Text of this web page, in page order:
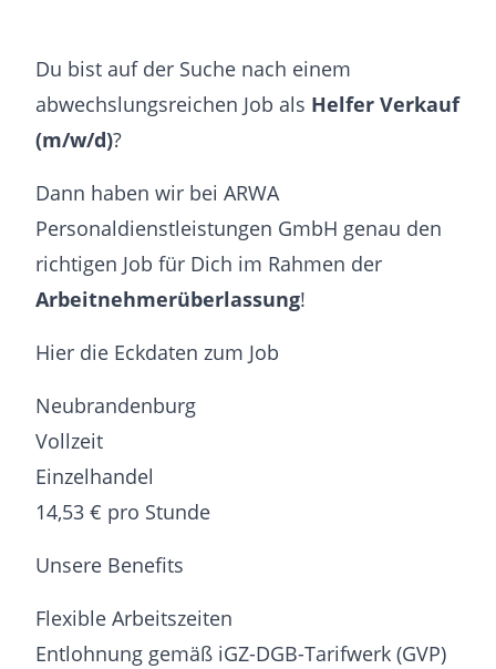
Du bist auf der Suche nach einem
abwechslungsreichen Job als Helfer Verkauf
(m/w/d)?
Dann haben wir bei ARWA
Personaldienstleistungen GmbH genau den
richtigen Job für Dich im Rahmen der
Arbeitnehmerüberlassung!
Hier die Eckdaten zum Job
Neubrandenburg
Vollzeit
Einzelhandel
14,53 € pro Stunde
Unsere Benefits
Flexible Arbeitszeiten
Entlohnung gemäß iGZ-DGB-Tarifwerk (GVP)